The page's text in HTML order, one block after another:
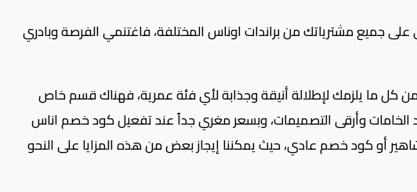
جميع مشترياتك من براندات اوناس المختلفة، فاغتنمي الفرصة وبادري
كل ما يلزمك لإطلالة أنيقة وجذابة لأي فئة عمرية، فهناك قسم خاص
الخامات وأرقى التصميمات، وبسعر مغري جداً عند تفعيل كود خصم اناس
أو كود خصم عادي، حيث يمكننا إيجاز بعض من هذه المزايا على النحو